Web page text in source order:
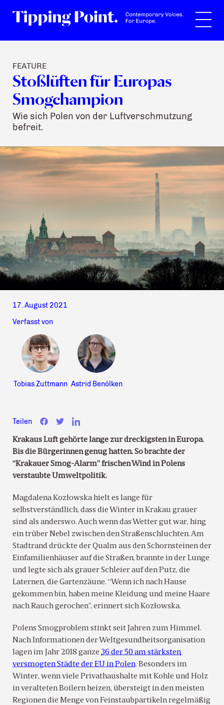
FEATURE
Stoßlüften für Europas
Smogchampion
Wie sich Polen von der Luftverschmutzung
befreit.
17. August 2021
Verfasst von
Tobias Zuttmann Astrid Benölken
Teilen
Krakaus Luft gehörte lange zur dreckigsten in Europa.
Bis die Bürgerinnen genug hatten. So brachte der
“Krakauer Smog-Alarm” frischen Wind in Polens
verstaubte Umweltpolitik.
Magdalena Kozłowska hielt es lange für
selbstverständlich, dass die Winter in Krakau grauer
sind als anderswo. Auch wenn das Wetter gut war, hing
ein trüber Nebel zwischen den Straßenschluchten. Am
Stadtrand drückte der Qualm aus den Schornsteinen der
Einfamilienhäuser auf die Straßen, brannte in der Lunge
und legte sich als grauer Schleier auf den Putz, die
Laternen, die Gartenzäune. “Wenn ich nach Hause
gekommen bin, haben meine Kleidung und meine Haare
nach Rauch gerochen”, erinnert sich Kozłowska.
Polens Smogproblem stinkt seit Jahren zum Himmel.
Nach Informationen der Weltgesundheitsorganisation
lagen im Jahr 2018 ganze 36 der 50 am stärksten
versmogten Städte der EU in Polen. Besonders im
Winter, wenn viele Privathaushalte mit Kohle und Holz
in veralteten Boilern heizen, übersteigt in den meisten
Regionen die Menge von Feinstaubpartikeln regelmäßig